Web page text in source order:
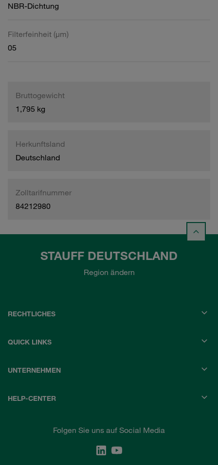
NBR-Dichtung
Filterfeinheit (µm)
05
Bruttogewicht
1,795 kg
Herkunftsland
Deutschland
Zolltarifnummer
84212980
STAUFF DEUTSCHLAND
Region ändern
RECHTLICHES
QUICK LINKS
UNTERNEHMEN
HELP-CENTER
Folgen Sie uns auf Social Media